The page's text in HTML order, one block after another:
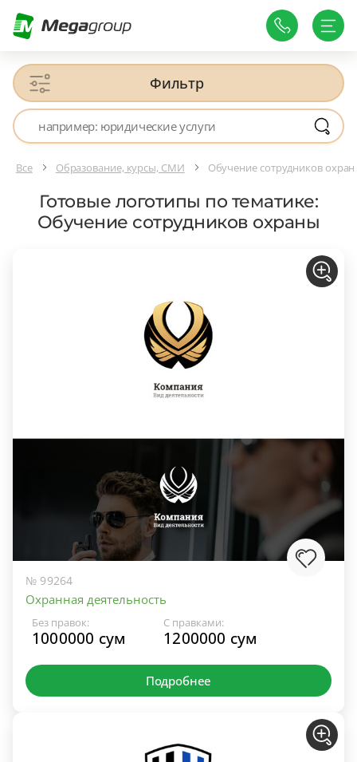
Фильтр
Все Образование, курсы, СМИ Обучение сотрудников
Готовые логотипы по тематике:
Обучение сотрудников охраны
№ 99264
Охранная деятельность
Без правок:
1000000 сум
С правками:
1200000 сум
Подробнее